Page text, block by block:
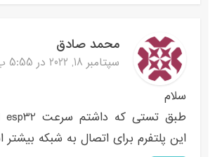
محمد صادق
سپتامبر 18, 2022 در 5:55 ب.ظ
سلام
این پلتفرم برای اتصال به شبکه